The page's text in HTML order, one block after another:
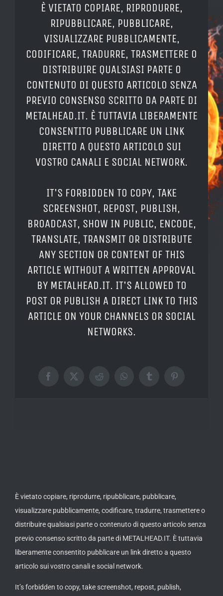
È VIETATO COPIARE, RIPRODURRE,
RIPUBBLICARE, PUBBLICARE,
VISUALIZZARE PUBBLICAMENTE,
CODIFICARE, TRADURRE, TRASMETTERE O
DISTRIBUIRE QUALSIASI PARTE O
CONTENUTO DI QUESTO ARTICOLO SENZA
PREVIO CONSENSO SCRITTO DA PARTE DI
METALHEAD.IT. È TUTTAVIA LIBERAMENTE
CONSENTITO PUBBLICARE UN LINK
DIRETTO A QUESTO ARTICOLO SUI
VOSTRO CANALI E SOCIAL NETWORK.
IT'S FORBIDDEN TO COPY, TAKE
SCREENSHOT, REPOST, PUBLISH,
BROADCAST, SHOW IN PUBLIC, ENCODE,
TRANSLATE, TRANSMIT OR DISTRIBUTE
ANY SECTION OR CONTENT OF THIS
ARTICLE WITHOUT A WRITTEN APPROVAL
BY METALHEAD.IT. IT'S ALLOWED TO
POST OR PUBLISH A DIRECT LINK TO THIS
ARTICLE ON YOUR CHANNELS OR SOCIAL
NETWORKS.
Facebook
X RedditWhatsAppTumblrPinterest
È vietato copiare, riprodurre, ripubblicare, pubblicare,
visualizzare pubblicamente, codificare, tradurre, trasmettere o
distribuire qualsiasi parte o contenuto di questo articolo senza
previo consenso scritto da parte di METALHEAD.IT. È tuttavia
liberamente consentito pubblicare un link diretto a questo
articolo sui vostro canali e social network.
It’s forbidden to copy, take screenshot, repost, publish,